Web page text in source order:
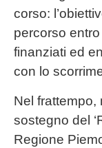
corso:
percorso
finanziati ed
con lo
Nel frattempo,
sostegno del
Regione